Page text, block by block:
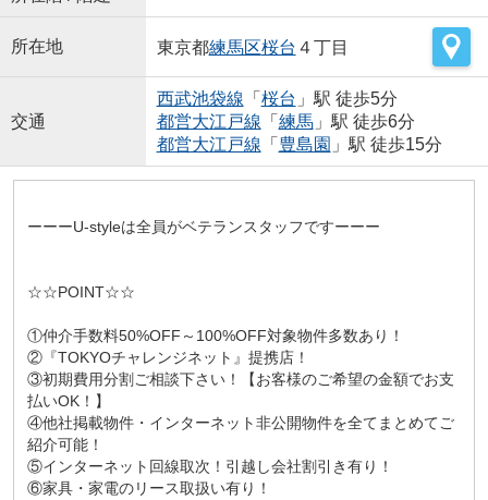
所在地 東京都練馬区桜台 ４丁目
交通
西武池袋線 「 桜台 」駅 徒歩5分
都営大江戸線 「 練馬」駅 徒歩6分
都営大江戸線 「 豊島園 」駅 徒歩15分
ーーーU-styleは全員がベテランスタッフですーーー
☆☆POINT☆☆
①仲介手数料50%OFF～100%OFF対象物件多数あり！
②『TOKYOチャレンジネット』提携店！
③初期費用分割ご相談下さい！【お客様のご希望の金額でお支
払いOK！】
④他社掲載物件・インターネット非公開物件を全てまとめてご
紹介可能！
⑤インターネット回線取次！引越し会社割引き有り！
⑥家具・家電のリース取扱い有り！